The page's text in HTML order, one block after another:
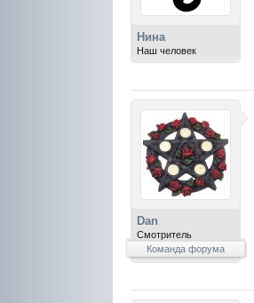
Нина
Наш человек
Dan
Смотритель
Команда форума